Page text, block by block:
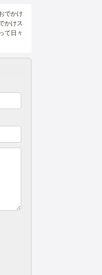
でかけ
かけス
て日々